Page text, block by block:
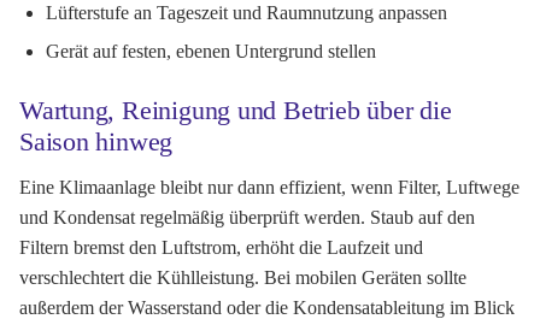
Lüfterstufe an Tageszeit und Raumnutzung anpassen
Gerät auf festen, ebenen Untergrund stellen
Wartung, Reinigung und Betrieb über die
Saison hinweg
Eine Klimaanlage bleibt nur dann effizient, wenn Filter, Luftwege
und Kondensat regelmäßig überprüft werden. Staub auf den
Filtern bremst den Luftstrom, erhöht die Laufzeit und
verschlechtert die Kühlleistung. Bei mobilen Geräten sollte
außerdem der Wasserstand oder die Kondensatableitung im Blick